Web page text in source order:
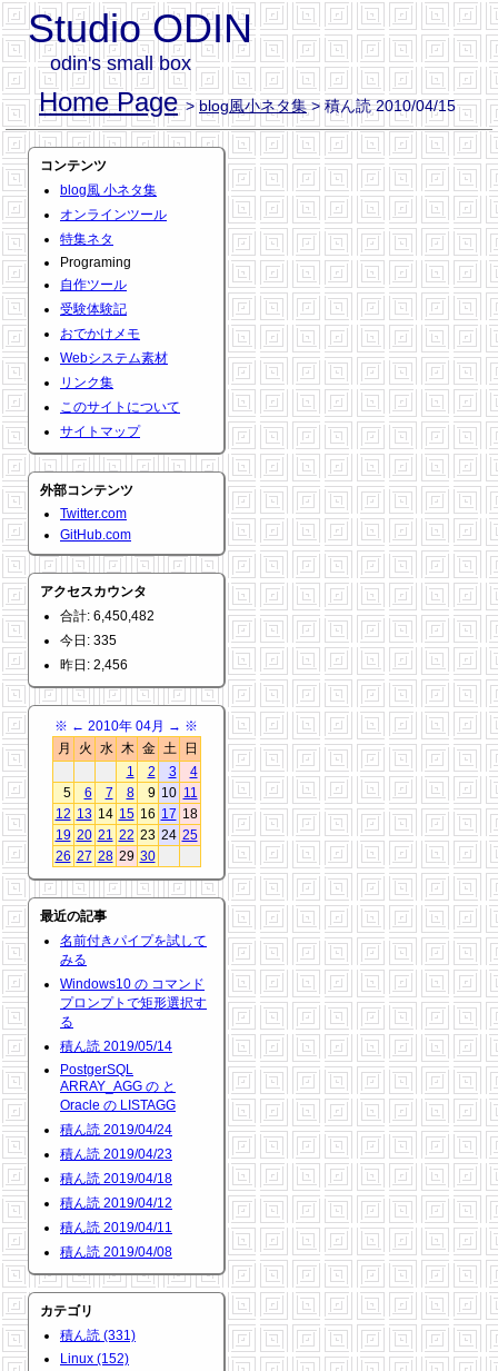
Studio ODIN
odin's small box
Home Page >blog風小ネタ集> 積ん読 2010/04/15
コンテンツ
blog風 小ネタ集
オンラインツール
特集ネタ
Programing
自作ツール
受験体験記
おでかけメモ
Webシステム素材
リンク集
このサイトについて
サイトマップ
外部コンテンツ
Twitter.com
GitHub.com
アクセスカウンタ
合計: 6,450,482
今日: 335
昨日: 2,456
※ ← 2010年 04月 → ※
月
火 水 木 金 土
日
1
2 3
4
5
6 7 8 9 10 11
12 13 14 15 16 17 18
19 20 21 22 23 24 25
26 27 28 29 30
最近の記事
名前付きパイプを試して
みる
Windows10 の コマンド
プロンプトで矩形選択す
る
積ん読 2019/05/14
PostgerSQL
ARRAY_AGG の と
Oracle の LISTAGG
積ん読 2019/04/24
積ん読 2019/04/23
積ん読 2019/04/18
積ん読 2019/04/12
積ん読 2019/04/11
積ん読 2019/04/08
カテゴリ
積ん読 (331)
Linux (152)